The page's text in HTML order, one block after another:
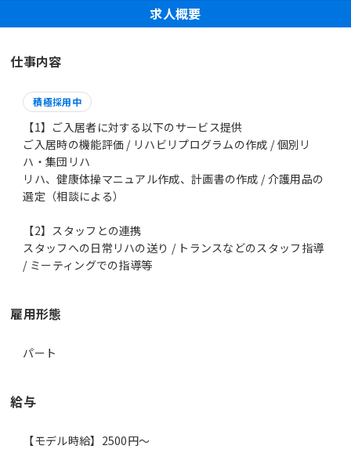
求人概要
仕事内容
積極採用中
【1】ご入居者に対する以下のサービス提供
ご入居時の機能評価 / リハビリプログラムの作成 / 個別リ
ハ・集団リハ
リハ、健康体操マニュアル作成、計画書の作成 / 介護用品の
選定（相談による）
【2】スタッフとの連携
スタッフへの日常リハの送り / トランスなどのスタッフ指導
/ ミーティングでの指導等
雇用形態
パート
給与
【モデル時給】2500円〜